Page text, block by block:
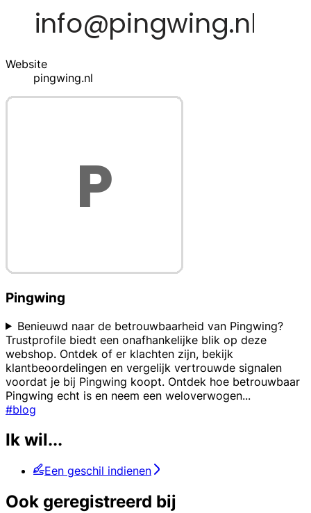
Website
pingwing.nl
Pingwing
Benieuwd naar de betrouwbaarheid van Pingwing?
Trustprofile biedt een onafhankelijke blik op deze
webshop. Ontdek of er klachten zijn, bekijk
klantbeoordelingen en vergelijk vertrouwde signalen
voordat je bij Pingwing koopt. Ontdek hoe betrouwbaar
Pingwing echt is en neem een weloverwogen...
#blog
Ik wil...
Een geschil indienen
Ook geregistreerd bij